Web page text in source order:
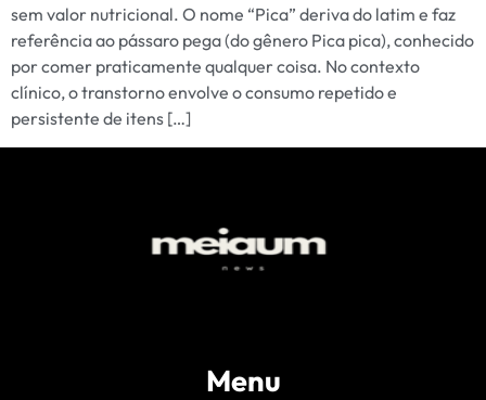
sem valor nutricional. O nome “Pica” deriva do latim e faz
referência ao pássaro pega (do gênero Pica pica), conhecido
por comer praticamente qualquer coisa. No contexto
clínico, o transtorno envolve o consumo repetido e
persistente de itens […]
Menu